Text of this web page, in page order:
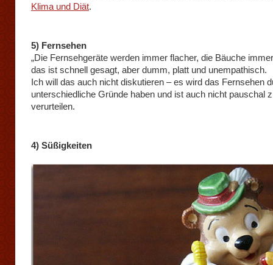
Klima und Diät.
5) Fernsehen
„Die Fernsehgeräte werden immer flacher, die Bäuche
das ist schnell gesagt, aber dumm, platt und unempathisch.
Ich will das auch nicht diskutieren – es wird das Fernsehen
unterschiedliche Gründe haben und ist auch nicht pauschal
verurteilen.
4) Süßigkeiten